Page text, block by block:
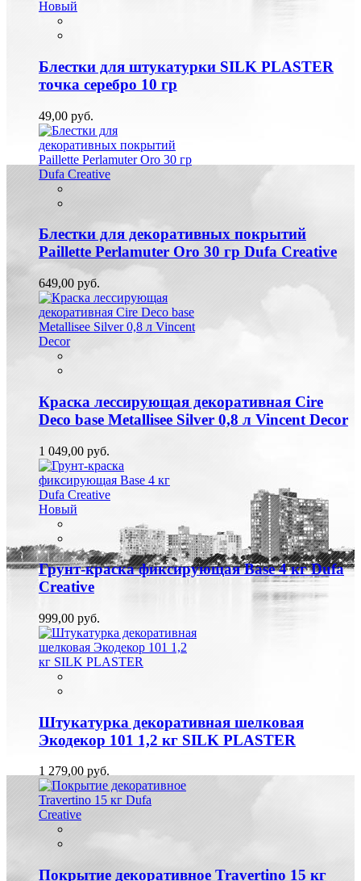
Новый
Блестки для штукатурки SILK PLASTER
точка серебро 10 гр
49,00 руб.
Блестки для декоративных покрытий
Paillette Perlamuter Oro 30 гр Dufa Creative
649,00 руб.
Краска лессирующая декоративная Cire
Deco base Metallisee Silver 0,8 л Vincent Decor
1 049,00 руб.
Новый
Грунт-краска фиксирующая Base 4 кг Dufa
Creative
999,00 руб.
Штукатурка декоративная шелковая
Экодекор 101 1,2 кг SILK PLASTER
1 279,00 руб.
Покрытие декоративное Travertino 15 кг